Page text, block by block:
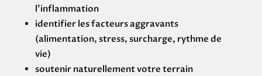
l’inflammation
identifier les facteurs aggravants
(alimentation, stress, surcharge, rythme de
vie)
soutenir naturellement votre terrain